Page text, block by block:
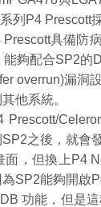
列P4 Prescott
具備防
夠配合SP2的
overrun)漏洞
他系統。
之後，就會
，但換上P4
SP2能夠開啟
功能，但是